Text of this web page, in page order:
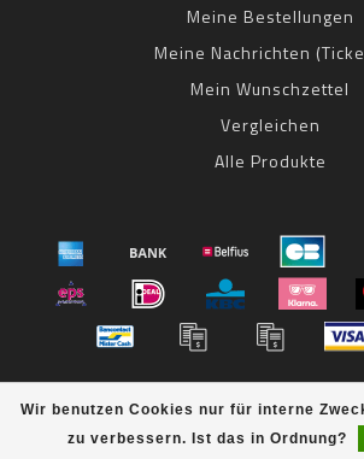
Wir benutzen Cookies nur für interne
zu verbessern. Ist das in Ordnung?
Meine Bestellungen
Meine Nachrichten
Mein Wunschzettel
Vergleichen
Alle Produkte
© Copyright 2026 bestbike RADSPORT
Powered byLightspeed- Theme by